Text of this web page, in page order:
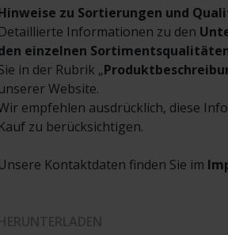
zu Sortierungen und
Informationen zu den
einzelnen Sortimentsqualitäten
in der Rubrik „
Website.
empfehlen ausdrücklich, diese
zu berücksichtigen.
Kontaktdaten finden Sie im